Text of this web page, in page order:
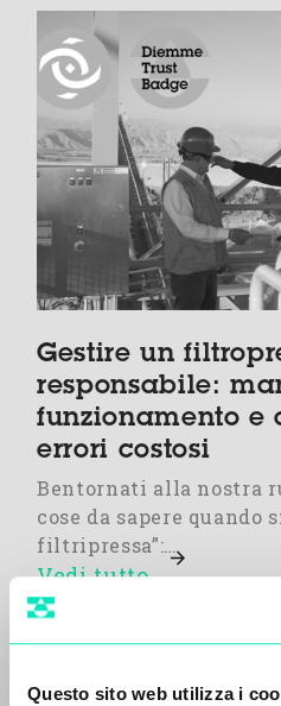
Questo sito web utilizza i
Gestire un
responsabile:
funzionamento e
errori costosi
Bentornati alla nostra
cose da sapere quando
filtripressa”:…
Vedi tutto